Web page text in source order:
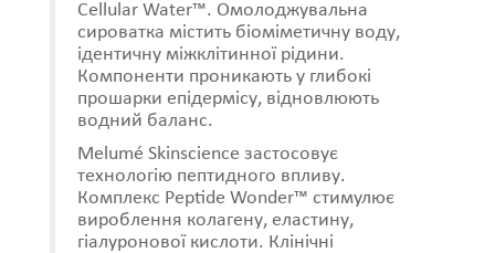
Cellular Water™. Омолоджувальна
сироватка містить біоміметичну воду,
ідентичну міжклітинної рідини.
Компоненти проникають у глибокі
прошарки епідермісу, відновлюють
водний баланс.
Melumé Skinscience застосовує
технологію пептидного впливу.
Комплекс Peptide Wonder™ стимулює
вироблення колагену, еластину,
гіалуронової кислоти. Клінічні